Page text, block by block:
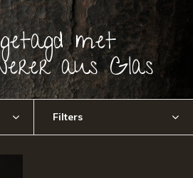
met
aus Glas
Filters